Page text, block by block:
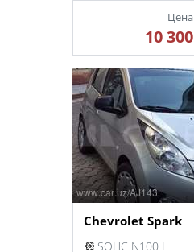
Цена
10 300
Chevrolet Spark
SOHC N100 L